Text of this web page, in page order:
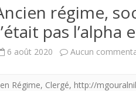
régime,
pas l’alpha
6 août 2020 Aucun
Régime, Clergé, http://